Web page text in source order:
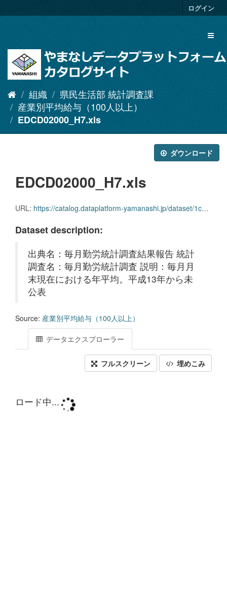
キ
ログイン
組織
県民生活部 統計調査課
産業別平均給与（100人以上）
EDCD02000_H7.xls
ダウンロード
EDCD02000_H7.xls
URL: https://catalog.dataplatform-yamanashi.jp/dataset/1c1a8b77-9ddf-40d6-ba16-02457a5b5e9f/resource/64cb8a75-35bc-470a-ae31-dff932b7a01a/download/edcd02000_h7.xls
Dataset description:
出典名：毎月勤労統計調査結果報告 統計
調査名：毎月勤労統計調査 説明：毎月月
末現在における年平均。平成13年から未
公表
Source: 産業別平均給与（100人以上）
データエクスプローラー
フルスクリーン 埋めこみ